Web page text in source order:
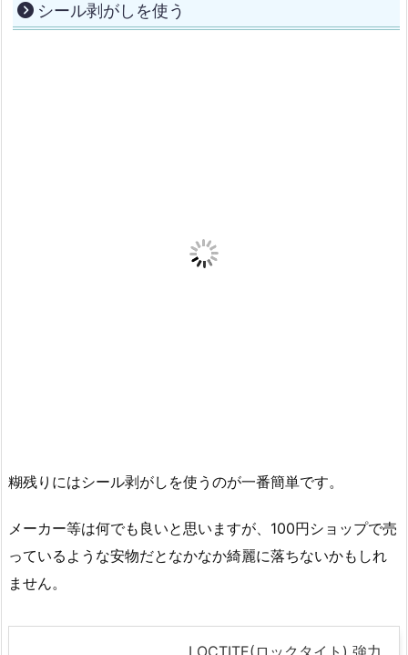
シール剥がしを使う
糊残りにはシール剥がしを使うのが一番簡単です。
メーカー等は何でも良いと思いますが、100円ショップで売
っているような安物だとなかなか綺麗に落ちないかもしれ
ません。